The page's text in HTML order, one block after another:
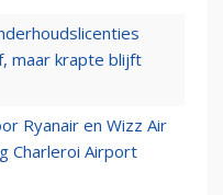
maar krapte blijft
Ryanair en Wizz Air
Charleroi Airport